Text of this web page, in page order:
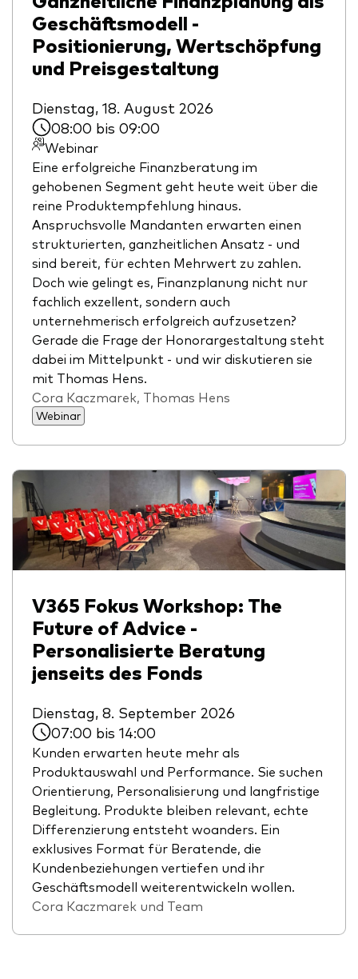
Benchmark-Anbieter
Fondsdokumente und Richtlinien
Vanguard Produkte kaufen
Index-Exposure-Analyse
Ihr Wissenshub: Studien & Analysen
Dokumente, die Vertrauen schaffen
Marktvolatilität
Research
Vanguard Modellportfolios
Vanguard Beratungsstudie
Geschäftsmodell -
Positionierung, Wertschöpfung
und Preisgestaltung
Dienstag, 18. August 2026
08:00 bis 09:00
Webinar
Eine erfolgreiche Finanzberatung im
gehobenen Segment geht heute weit über die
reine Produktempfehlung hinaus.
Anspruchsvolle Mandanten erwarten einen
strukturierten, ganzheitlichen Ansatz - und
sind bereit, für echten Mehrwert zu zahlen.
Doch wie gelingt es, Finanzplanung nicht nur
fachlich exzellent, sondern auch
unternehmerisch erfolgreich aufzusetzen?
Gerade die Frage der Honorargestaltung steht
dabei im Mittelpunkt - und wir diskutieren sie
mit Thomas Hens.
Cora Kaczmarek, Thomas Hens
Webinar
V365 Fokus Workshop: The
Future of Advice -
Personalisierte Beratung
jenseits des Fonds
Dienstag, 8. September 2026
07:00 bis 14:00
Kunden erwarten heute mehr als
Produktauswahl und Performance. Sie suchen
Orientierung, Personalisierung und langfristige
Begleitung. Produkte bleiben relevant, echte
Differenzierung entsteht woanders. Ein
exklusives Format für Beratende, die
Kundenbeziehungen vertiefen und ihr
Geschäftsmodell weiterentwickeln wollen.
Cora Kaczmarek und Team